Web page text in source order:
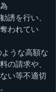
誘を行い、
われてい
うな高額な
の請求や、
い等不適切